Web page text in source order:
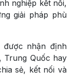
nghiệp kết nối,
giải pháp phù
được nhận định
Trung Quốc hay
sẻ, kết nối và